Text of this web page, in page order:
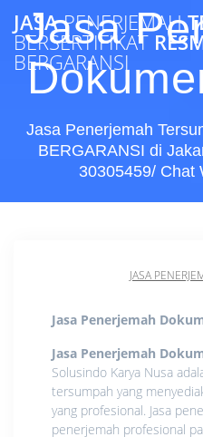
JASAPENERJEMAH
BERSERTIFIKAT
BERGARANSI
Jasa
Jasa Penerjemah
BERGARANSI di
30305459/ Chat
JASA
Jasa Penerjemah
Jasa Penerjemah
Solusindo Karya Nusa
tersumpah yang
yang profesional. Jasa
penerjemah profesional